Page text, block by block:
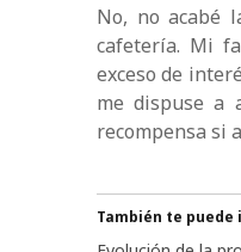
No, no acabé
cafetería. Mi
exceso de
me dispuse a
recompensa si
También te puede